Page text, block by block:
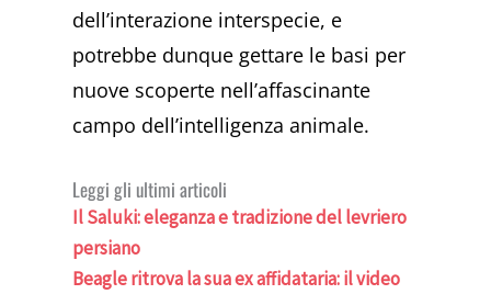
dell’interazione interspecie, e
potrebbe dunque gettare le basi per
nuove scoperte nell’affascinante
campo dell’intelligenza animale.
Leggi gli ultimi articoli
Il Saluki: eleganza e tradizione del levriero
persiano
Beagle ritrova la sua ex affidataria: il video